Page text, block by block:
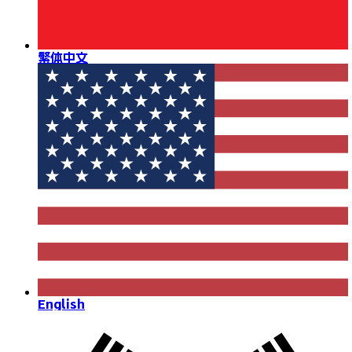
繁体中文
English